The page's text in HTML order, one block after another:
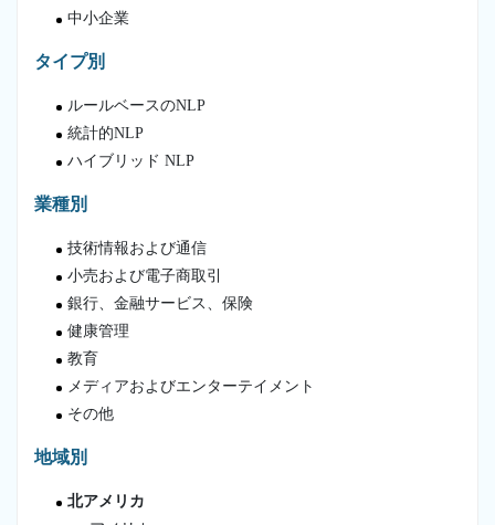
中小企業
タイプ別
ルールベースのNLP
統計的NLP
ハイブリッド NLP
業種別
技術情報および通信
小売および電子商取引
銀行、金融サービス、保険
健康管理
教育
メディアおよびエンターテイメント
その他
地域別
北アメリカ